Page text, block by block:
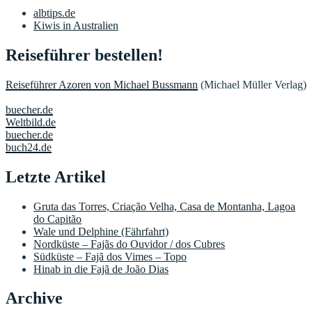
albtips.de
Kiwis in Australien
Reiseführer bestellen!
Reiseführer Azoren von Michael Bussmann (Michael Müller Verlag)
buecher.de
Weltbild.de
buecher.de
buch24.de
Letzte Artikel
Gruta das Torres, Criação Velha, Casa de Montanha, Lagoa
do Capitão
Wale und Delphine (Fährfahrt)
Nordküste – Fajãs do Ouvidor / dos Cubres
Südküste – Fajã dos Vimes – Topo
Hinab in die Fajã de João Dias
Archive